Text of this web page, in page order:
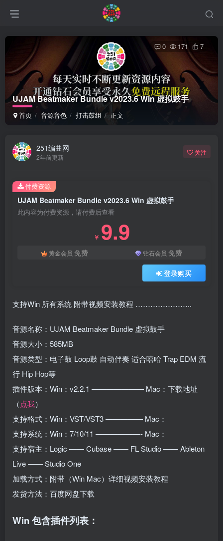
UJAM Beatmaker Bundle v2023.6 Win 虚拟鼓手
首页 音源音色 打击鼓组 正文
0 171 7
251编曲网
2年前更新
关注
UJAM Beatmaker Bundle v2023.6 Win 虚拟鼓手
此内容为付费资源，请付费后查看
￥ 9.9
黄金会员 免费 钻石会员 免费
登录购买
付费资源
支持Win 所有系统 附带视频安装教程 …………………..
音源名称：UJAM Beatmaker Bundle 虚拟鼓手
音源大小：585MB
音源类型：电子鼓 Loop鼓 自动伴奏 适合嘻哈 Trap EDM 流
行 Hip Hop等
插件版本：Win：v2.2.1 ——————— Mac：下载地址
（点我）
支持格式：Win：VST/VST3 ————— Mac：
支持系统：Win：7/10/11 ——————- Mac：
支持宿主：Logic —— Cubase —— FL Studio —— Ableton
Live —— Studio One
加载方式：附带（Win Mac）详细视频安装教程
发货方法：百度网盘下载
Win 包含插件列表：